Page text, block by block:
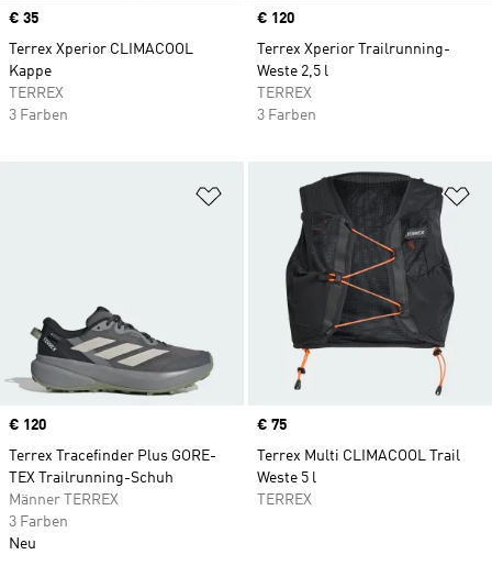
Price
€ 35
Terrex Xperior CLIMACOOL
Kappe
TERREX
3 Farben
Price
€ 120
Terrex Xperior Trailrunning-
Weste 2,5 l
TERREX
3 Farben
Zur Wunschliste hinzufügen
Price
€ 120
Terrex Tracefinder Plus GORE-
TEX Trailrunning-Schuh
Männer TERREX
3 Farben
Neu
Price
€ 75
Terrex Multi CLIMACOOL Trail
Weste 5 l
TERREX